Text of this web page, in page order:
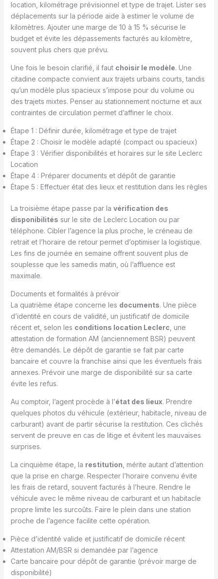
location, kilométrage prévisionnel et type de trajet. Lister ses
déplacements sur la période aide à estimer le volume de
kilomètres. Ajouter une marge de 10 à 15 % sécurise le
budget et évite les dépassements facturés au kilomètre,
souvent plus chers que prévu.
Une fois le besoin clarifié, il faut choisir le modèle. Une
citadine compacte convient aux trajets urbains courts, tandis
qu’un modèle plus spacieux s’impose pour du volume ou
des trajets mixtes. Penser au stationnement nocturne et aux
contraintes de circulation permet d’affiner le choix.
Étape 1 : Définir durée, kilométrage et type de trajet
Étape 2 : Choisir le modèle adapté (compact ou spacieux)
Étape 3 : Vérifier disponibilités et horaires sur le site Leclerc
Location
Étape 4 : Préparer documents et dépôt de garantie
Étape 5 : Effectuer état des lieux et restitution dans les règles
La troisième étape passe par la vérification des
disponibilités sur le site de Leclerc Location ou par
téléphone. Cibler l’agence la plus proche, le créneau de
retrait et l’horaire de retour permet d’optimiser la logistique.
Les fins de journée en semaine offrent souvent plus de
souplesse que les samedis matin, où l’affluence est
maximale.
Documents et formalités à prévoir
La quatrième étape concerne les documents. Une pièce
d’identité en cours de validité, un justificatif de domicile
récent et, selon les conditions location Leclerc , une
attestation de formation AM (anciennement BSR) peuvent
être demandés. Le dépôt de garantie se fait par carte
bancaire et couvre la franchise ainsi que les éventuels frais
annexes. Prévoir une marge de disponibilité sur sa carte
évite les refus.
Au comptoir, l’agent procède à l’état des lieux. Prendre
quelques photos du véhicule (extérieur, habitacle, niveau de
carburant) avant de partir sécurise la restitution. Ces clichés
servent de preuve en cas de litige et évitent les mauvaises
surprises.
La cinquième étape, la restitution , mérite autant d’attention
que la prise en charge. Respecter l’horaire convenu évite
les frais de retard, souvent facturés à l’heure. Rendre le
véhicule avec le même niveau de carburant et un habitacle
propre limite les surcoûts. Faire le plein dans une station
proche de l’agence facilite cette opération.
Pièce d’identité valide et justificatif de domicile récent
Attestation AM/BSR si demandée par l’agence
Carte bancaire pour dépôt de garantie (prévoir marge de
disponibilité)